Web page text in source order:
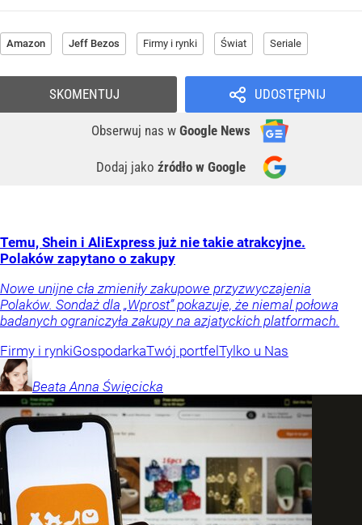
Amazon Jeff Bezos Firmy i rynki Świat Seriale
UDOSTĘPNIJ
Obserwuj nas w Google News
Dodaj jako źródło w Google
SKOMENTUJ
Temu, Shein i AliExpress już nie takie atrakcyjne.
Polaków zapytano o zakupy
Nowe unijne cła zmieniły zakupowe przyzwyczajenia
Polaków. Sondaż dla „Wprost” pokazuje, że niemal połowa
badanych ograniczyła zakupy na azjatyckich platformach.
Firmy i rynkiGospodarkaTwój portfelTylko u Nas
Beata Anna Święcicka